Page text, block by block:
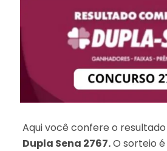
Aqui você confere o
Dupla Sena 2767.O sorteio